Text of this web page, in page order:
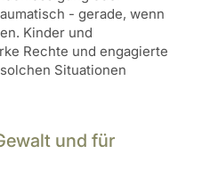
- gerade, wenn
Kinder und
Rechte und engagierte
Situationen
und für